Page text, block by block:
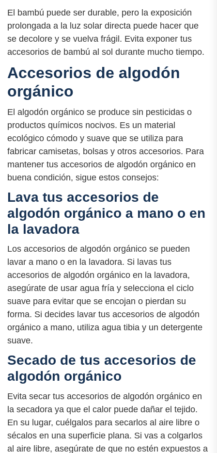
El bambú puede ser durable, pero la exposición
prolongada a la luz solar directa puede hacer que
se decolore y se vuelva frágil. Evita exponer tus
accesorios de bambú al sol durante mucho tiempo.
Accesorios de algodón
orgánico
El algodón orgánico se produce sin pesticidas o
productos químicos nocivos. Es un material
ecológico cómodo y suave que se utiliza para
fabricar camisetas, bolsas y otros accesorios. Para
mantener tus accesorios de algodón orgánico en
buena condición, sigue estos consejos:
Lava tus accesorios de
algodón orgánico a mano o en
la lavadora
Los accesorios de algodón orgánico se pueden
lavar a mano o en la lavadora. Si lavas tus
accesorios de algodón orgánico en la lavadora,
asegúrate de usar agua fría y selecciona el ciclo
suave para evitar que se encojan o pierdan su
forma. Si decides lavar tus accesorios de algodón
orgánico a mano, utiliza agua tibia y un detergente
suave.
Secado de tus accesorios de
algodón orgánico
Evita secar tus accesorios de algodón orgánico en
la secadora ya que el calor puede dañar el tejido.
En su lugar, cuélgalos para secarlos al aire libre o
sécalos en una superficie plana. Si vas a colgarlos
al aire libre, asegúrate de que no estén expuestos a